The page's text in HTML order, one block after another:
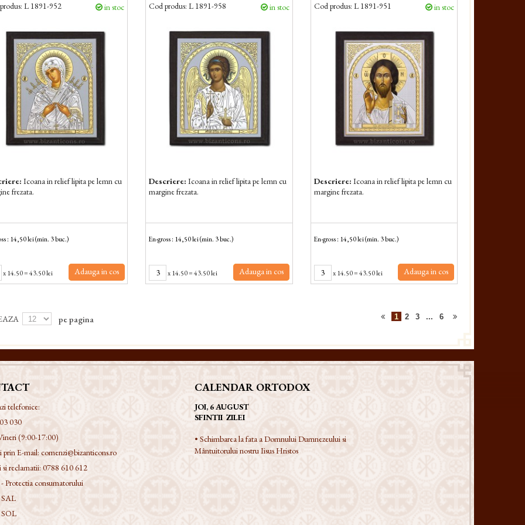
L 1891-952 in stoc
Icoana in relief lipita pe lemn cu
frezata.
: 14,50 lei (min. 3 buc.)
x14.50=43.50 lei Adauga in cos
Cod produs: L 1891-958 in stoc
Descriere:Icoana in relief lipita pe lemn cu
margine frezata.
En-gross : 14,50 lei (min. 3 buc.)
x14.50=43.50 lei Adauga in cos
Cod produs: L 1891-951 in stoc
Descriere: Icoana in relief lipita pe lemn cu
margine frezata.
En-gross : 14,50 lei (min. 3 buc.)
x14.50=43.50 lei Adauga in cos
pe pagina 1 2 3 ... 6
telefonice:
030
(9:00-17:00)
prin E-mail: comenzi@bizanticons.ro
si reclamatii: 0788 610 612
Protectia consumatorului
CALENDAR ORTODOX
JOI, 6 AUGUST
SFINTII ZILEI
• Schimbarea la fata a Domnului Dumnezeului si
Mântuitorului nostru Iisus Hristos